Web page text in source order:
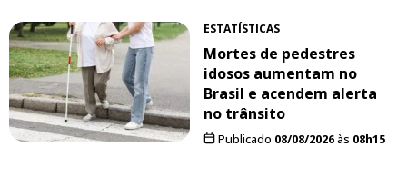
ESTATÍSTICAS
Mortes de pedestres
idosos aumentam no
Brasil e acendem alerta
no trânsito
Publicado 08/08/2026às 08h15